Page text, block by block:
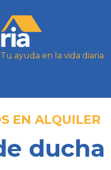
Tu ayuda en la vida diaria
EN ALQUILER
ducha